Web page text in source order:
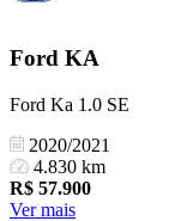
Ford KA
Ford Ka 1.0 SE
2020/2021
4.830 km
R$ 57.900
Ver mais